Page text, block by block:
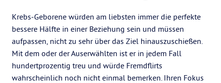
Krebs-Geborene würden am liebsten immer die perfekte
bessere Hälfte in einer Beziehung sein und müssen
aufpassen, nicht zu sehr über das Ziel hinauszuschießen.
Mit dem oder der Auserwählten ist er in jedem Fall
hundertprozentig treu und würde Fremdflirts
wahrscheinlich noch nicht einmal bemerken. Ihren Fokus